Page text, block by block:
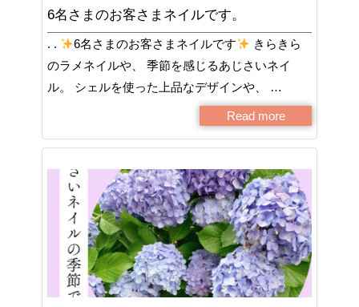
6名さまのお客さまネイルです。
. . 6名さまのお客さまネイルです
きらきら
のラメネイルや、 季節を感じるあじさいネイ
ル。 シェルを使った上品なデザインや、 …
Read more